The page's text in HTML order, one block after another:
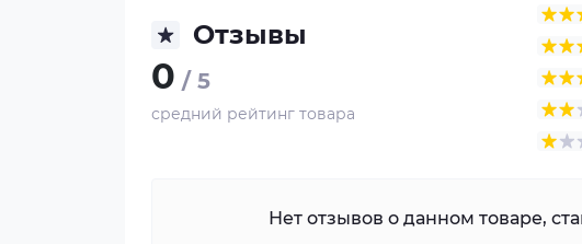
Отзывы
0 / 5
средний рейтинг товара
Нет отзывов о данном товаре,